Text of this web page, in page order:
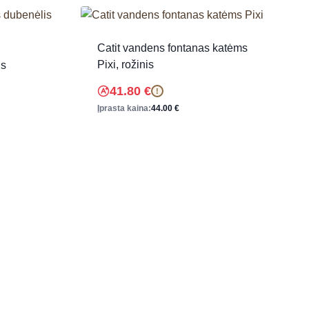
Catit vandens fontanas katėms
Pixi, rožinis
41.80 € !
Įprasta kaina:44.00 €